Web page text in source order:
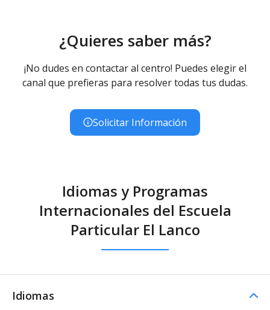
¿Quieres saber más?
¡No dudes en contactar al centro! Puedes elegir el
canal que prefieras para resolver todas tus dudas.
Solicitar Información
Idiomas y Programas
Internacionales del Escuela
Particular El Lanco
Idiomas